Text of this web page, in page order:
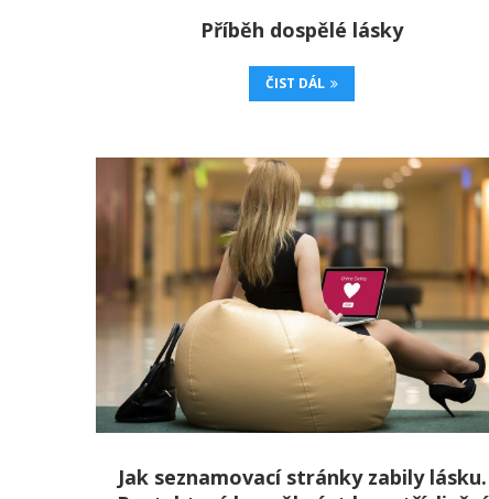
Příběh dospělé lásky
ČIST DÁL
Jak seznamovací stránky zabily lásku.